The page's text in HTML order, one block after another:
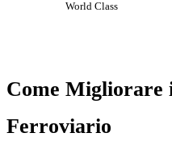
World Class
Come Migliorare
Ferroviario